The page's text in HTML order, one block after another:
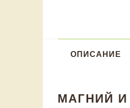
ОПИСАНИЕ
МАГНИЙ И